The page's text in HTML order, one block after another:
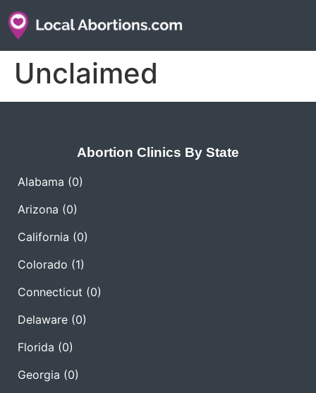
Unclaimed
Abortion Clinics By State
Alabama (0)
Arizona (0)
California (0)
Colorado (1)
Connecticut (0)
Delaware (0)
Florida (0)
Georgia (0)